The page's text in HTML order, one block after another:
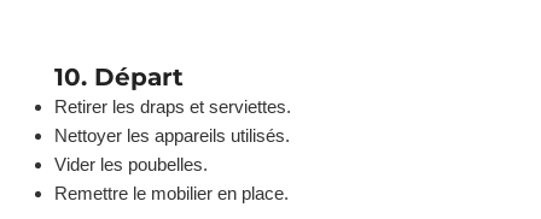
10. Départ
Retirer les draps et serviettes.
Nettoyer les appareils utilisés.
Vider les poubelles.
Remettre le mobilier en place.